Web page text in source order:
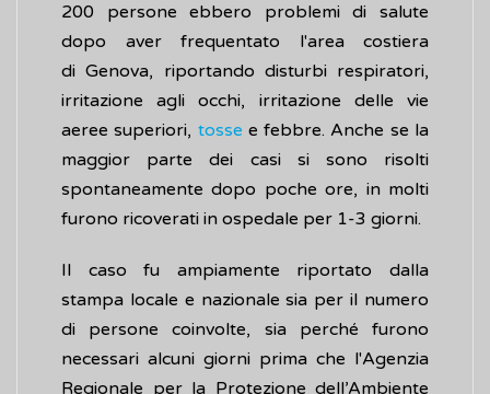
200 persone ebbero problemi di salute
dopo aver frequentato l'area costiera
di Genova, riportando disturbi respiratori,
irritazione agli occhi, irritazione delle vie
aeree superiori, tosse e febbre. Anche se la
maggior parte dei casi si sono risolti
spontaneamente dopo poche ore, in molti
furono ricoverati in ospedale per 1-3 giorni.
Il caso fu ampiamente riportato dalla
stampa locale e nazionale sia per il numero
di persone coinvolte, sia perché furono
necessari alcuni giorni prima che l'Agenzia
Regionale per la Protezione dell’Ambiente